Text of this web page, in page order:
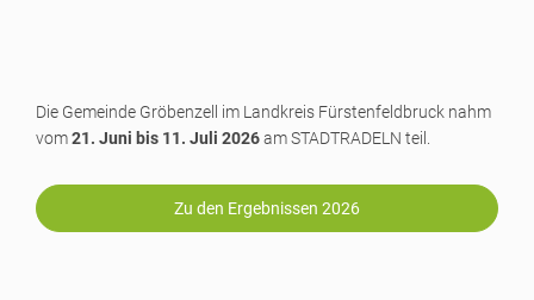
Die Gemeinde Gröbenzell im Landkreis Fürstenfeldbruck nahm
vom21. Juni bis 11. Juli 2026am STADTRADELN teil.
Zu den Ergebnissen 2026